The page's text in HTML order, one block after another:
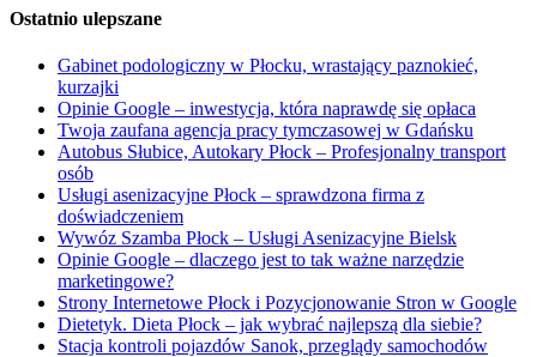
Ostatnio ulepszane
Gabinet podologiczny w Płocku, wrastający paznokieć,
kurzajki
Opinie Google – inwestycja, która naprawdę się opłaca
Twoja zaufana agencja pracy tymczasowej w Gdańsku
Autobus Słubice, Autokary Płock – Profesjonalny transport
osób
Usługi asenizacyjne Płock – sprawdzona firma z
doświadczeniem
Wywóz Szamba Płock – Usługi Asenizacyjne Bielsk
Opinie Google – dlaczego jest to tak ważne narzędzie
marketingowe?
Strony Internetowe Płock i Pozycjonowanie Stron w Google
Dietetyk. Dieta Płock – jak wybrać najlepszą dla siebie?
Stacja kontroli pojazdów Sanok, przeglądy samochodów